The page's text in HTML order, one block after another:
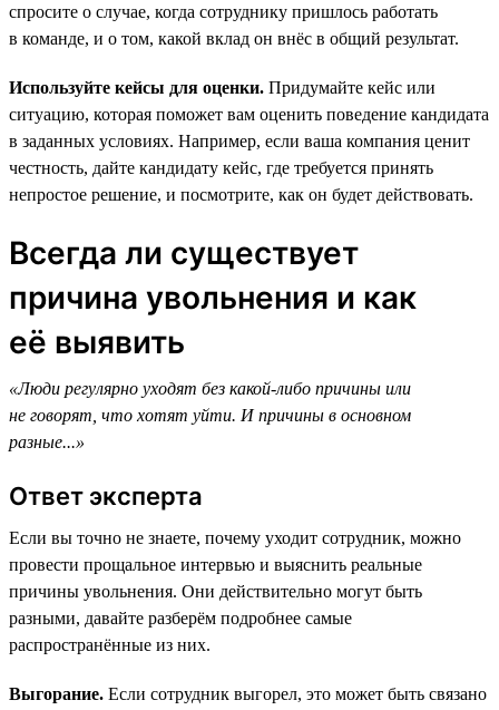
спросите о случае, когда сотруднику пришлось работать
в команде, и о том, какой вклад он внёс в общий результат.
Используйте кейсы для оценки. Придумайте кейс или
ситуацию, которая поможет вам оценить поведение кандидата
в заданных условиях. Например, если ваша компания ценит
честность, дайте кандидату кейс, где требуется принять
непростое решение, и посмотрите, как он будет действовать.
Всегда ли существует
причина увольнения и как
её выявить
«Люди регулярно уходят без какой-либо причины или
не говорят, что хотят уйти. И причины в основном
разные...»
Ответ эксперта
Если вы точно не знаете, почему уходит сотрудник, можно
провести прощальное интервью и выяснить реальные
причины увольнения. Они действительно могут быть
разными, давайте разберём подробнее самые
распространённые из них.
Выгорание. Если сотрудник выгорел, это может быть связано